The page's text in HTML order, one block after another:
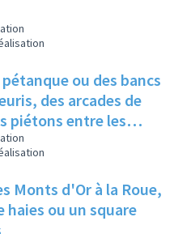
ou des bancs
des arcades de
piétons entre les
Monts d'Or à la Roue,
haies ou un square